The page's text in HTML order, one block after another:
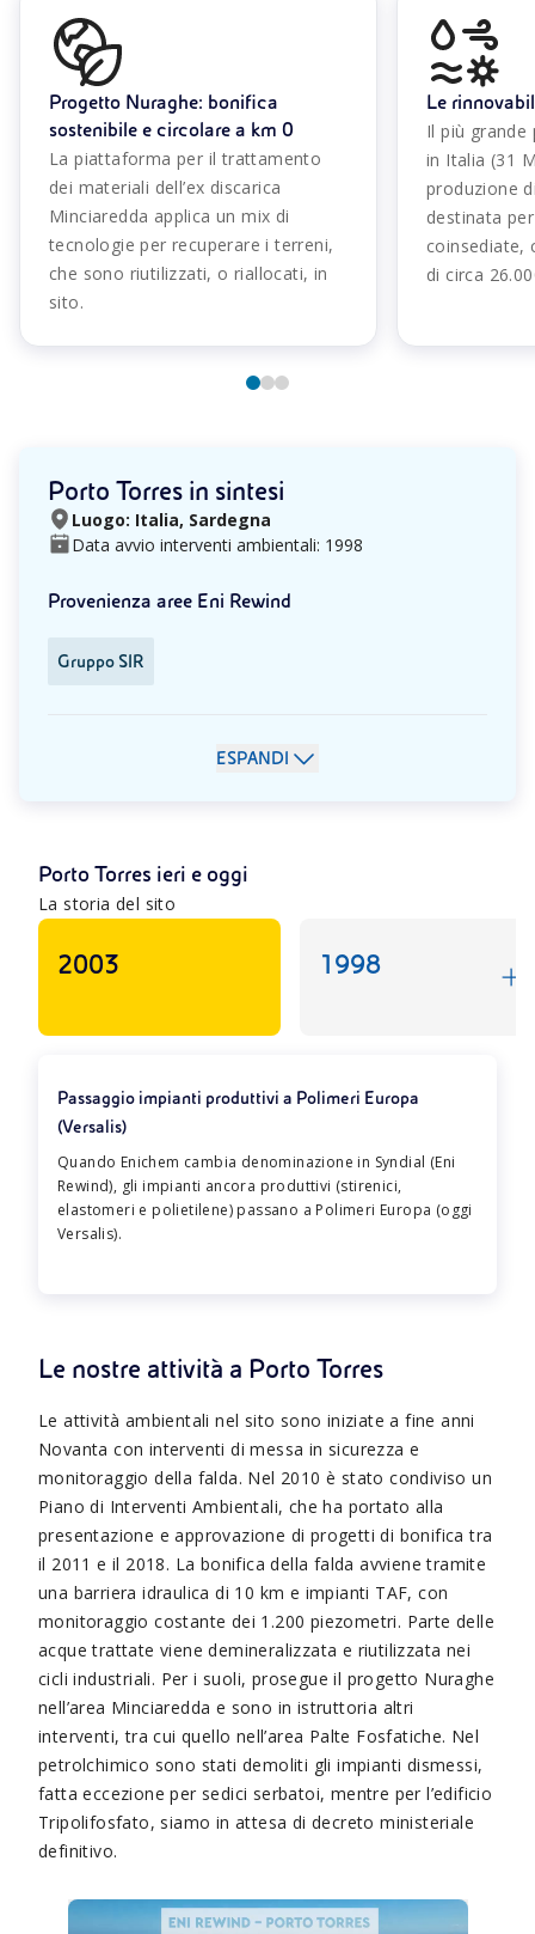
Progetto Nuraghe: bonifica
sostenibile e circolare a km 0
La piattaforma per il trattamento
dei materiali dell’ex discarica
Minciaredda applica un mix di
tecnologie per recuperare i terreni,
che sono riutilizzati, o riallocati, in
sito.
Le
Il più
in Italia (31
produzione
destinata
coinsediate,
di circa
Porto Torres in sintesi
Luogo: Italia, Sardegna
Data avvio interventi ambientali: 1998
Provenienza aree Eni Rewind
Gruppo SIR
ESPANDI
Porto Torres ieri e oggi
La storia del sito
2003 1998
Passaggio impianti produttivi a Polimeri Europa
(Versalis)
Quando Enichem cambia denominazione in Syndial (Eni
Rewind), gli impianti ancora produttivi (stirenici,
elastomeri e polietilene) passano a Polimeri Europa (oggi
Versalis).
Le nostre attività a Porto Torres
Le attività ambientali nel sito sono iniziate a fine anni
Novanta con interventi di messa in sicurezza e
monitoraggio della falda. Nel 2010 è stato condiviso un
Piano di Interventi Ambientali, che ha portato alla
presentazione e approvazione di progetti di bonifica tra
il 2011 e il 2018. La bonifica della falda avviene tramite
una barriera idraulica di 10 km e impianti TAF, con
monitoraggio costante dei 1.200 piezometri. Parte delle
acque trattate viene demineralizzata e riutilizzata nei
cicli industriali. Per i suoli, prosegue il progetto Nuraghe
nell’area Minciaredda e sono in istruttoria altri
interventi, tra cui quello nell’area Palte Fosfatiche. Nel
petrolchimico sono stati demoliti gli impianti dismessi,
fatta eccezione per sedici serbatoi, mentre per l’edificio
Tripolifosfato, siamo in attesa di decreto ministeriale
definitivo.